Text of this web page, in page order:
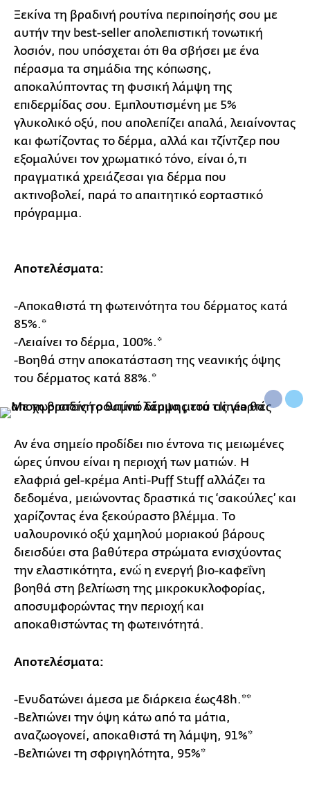
Ξεκίνα τη βραδινή ρουτίνα περιποίησής σου με
αυτήν την best-seller απολεπιστική τονωτική
λοσιόν, που υπόσχεται ότι θα σβήσει με ένα
πέρασμα τα σημάδια της κόπωσης,
αποκαλύπτοντας τη φυσική λάμψη της
επιδερμίδας σου. Εμπλουτισμένη με 5%
γλυκολικό οξύ, που απολεπίζει απαλά, λειαίνοντας
και φωτίζοντας το δέρμα, αλλά και τζίντζερ που
εξομαλύνει τον χρωματικό τόνο, είναι ό,τι
πραγματικά χρειάζεσαι για δέρμα που
ακτινοβολεί, παρά το απαιτητικό εορταστικό
πρόγραμμα.
Αποτελέσματα:
-Αποκαθιστά τη φωτεινότητα του δέρματος κατά
85%.*
-Λειαίνει το δέρμα, 100%.*
-Βοηθά στην αποκατάσταση της νεανικής όψης
του δέρματος κατά 88%.*
Αν ένα σημείο προδίδει πιο έντονα τις μειωμένες
ώρες ύπνου είναι η περιοχή των ματιών. Η
ελαφριά gel-κρέμα Anti-Puff Stuff αλλάζει τα
δεδομένα, μειώνοντας δραστικά τις ‘σακούλες’ και
χαρίζοντας ένα ξεκούραστο βλέμμα. To
υαλουρονικό οξύ χαμηλού μοριακού βάρους
διεισδύει στα βαθύτερα στρώματα ενισχύοντας
την ελαστικότητα, ενώ́ η ενεργή βιο-καφεΐνη
βοηθά στη βελτίωση της μικροκυκλοφορίας,
αποσυμφορώντας την περιοχή́ και
αποκαθιστώντας τη φωτεινότητά.
Αποτελέσματα:
-Ενυδατώνει άμεσα με διάρκεια έως48h.**
-Βελτιώνει την όψη κάτω από τα μάτια,
αναζωογονεί, αποκαθιστά τη λάμψη, 91%*
-Βελτιώνει τη σφριγηλότητα, 95%*